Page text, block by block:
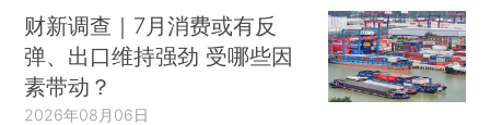
财新调查｜7月消费或有反
弹、出口维持强劲 受哪些因
素带动？
2026年08月06日